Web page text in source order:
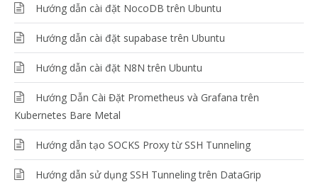
Hướng dẫn cài đặt NocoDB trên Ubuntu
Hướng dẫn cài đặt supabase trên Ubuntu
Hướng dẫn cài đặt N8N trên Ubuntu
Hướng Dẫn Cài Đặt Prometheus và Grafana trên
Kubernetes Bare Metal
Hướng dẫn tạo SOCKS Proxy từ SSH Tunneling
Hướng dẫn sử dụng SSH Tunneling trên DataGrip